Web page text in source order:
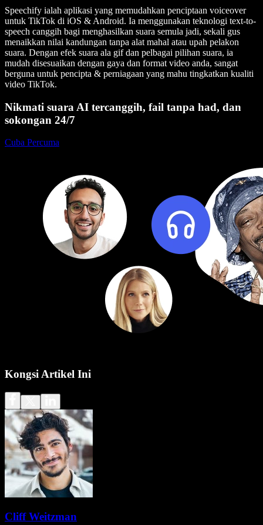
Speechify ialah aplikasi yang memudahkan penciptaan voiceover
untuk TikTok di iOS & Android. Ia menggunakan teknologi text-to-
speech canggih bagi menghasilkan suara semula jadi, sekali gus
menaikkan nilai kandungan tanpa alat mahal atau upah pelakon
suara. Dengan efek suara ala gif dan pelbagai pilihan suara, ia
mudah disesuaikan dengan gaya dan format video anda, sangat
berguna untuk pencipta & perniagaan yang mahu tingkatkan kualiti
video TikTok.
Nikmati suara AI tercanggih, fail tanpa had, dan
sokongan 24/7
Cuba Percuma
Kongsi Artikel Ini
Cliff Weitzman